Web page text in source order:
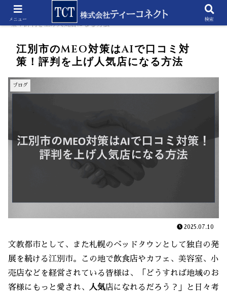
ホーム ブログ
江別市のMEO対策はAIで口コミ対
策！評判を上げ人気店になる方法
江別市のMEO対策はAIで口コミ対
策！評判を上げ人気店になる方法
ブログ
2025.07.10
文教都市として、また札幌のベッドタウンとして独自の発
展を続ける江別市。この地で飲食店やカフェ、美容室、小
売店などを経営されている皆様は、「どうすれば地域のお
客様にもっと愛され、
人気店になれるだろう？」と日々考
メニュー 検索